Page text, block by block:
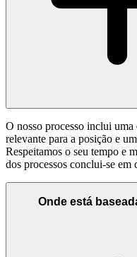
Baseado em Nova
O nosso processo inclui
relevante para a posição e
Respeitamos o seu tempo e
dos processos conclui-se em
Onde está